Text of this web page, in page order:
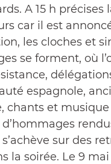
A 15 h précises
car il est
les cloches et
se forment, où
espagnole,
chants et
sur des
la soirée. Le 9